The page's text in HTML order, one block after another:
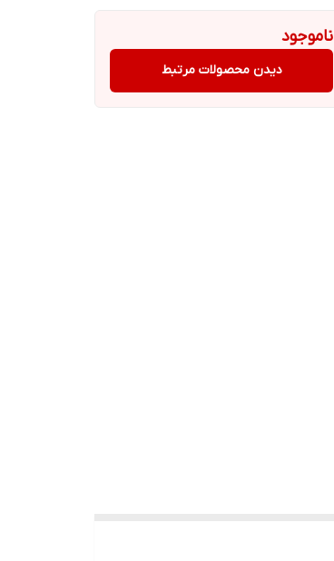
ناموجود
دیدن محصولات مرتبط